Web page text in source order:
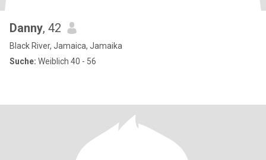
Danny, 42
Black River, Jamaica, Jamaika
Suche: Weiblich 40 - 56